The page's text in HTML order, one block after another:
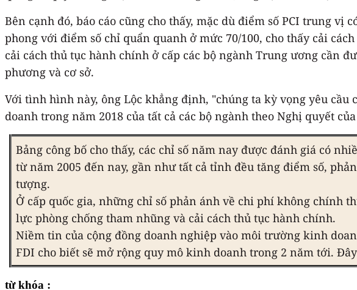
Bên cạnh đó, báo cáo cũng cho thấy, mặc dù điểm số PCI trung
phong với điểm số chỉ quẩn quanh ở mức 70/100, cho thấy cải
cải cách thủ tục hành chính ở cấp các bộ ngành Trung ương cần
phương và cơ sở.
Với tình hình này, ông Lộc khẳng định, "chúng ta kỳ vọng yêu
doanh trong năm 2018 của tất cả các bộ ngành theo Nghị quyết
Bảng công bố cho thấy, các chỉ số năm nay được đánh giá có
từ năm 2005 đến nay, gần như tất cả tỉnh đều tăng điểm số,
tượng.
Ở cấp quốc gia, những chỉ số phản ánh về chi phí không chính
lực phòng chống tham nhũng và cải cách thủ tục hành chính.
Niềm tin của cộng đồng doanh nghiệp vào môi trường kinh
FDI cho biết sẽ mở rộng quy mô kinh doanh trong 2 năm tới.
từ khóa :